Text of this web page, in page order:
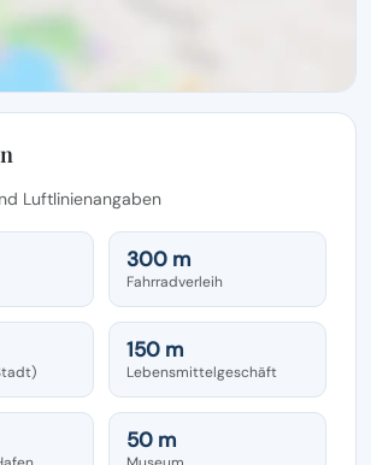
Luftlinienangaben
300 m
Fahrradverleih
150 m
Lebensmittelgeschäft
50 m